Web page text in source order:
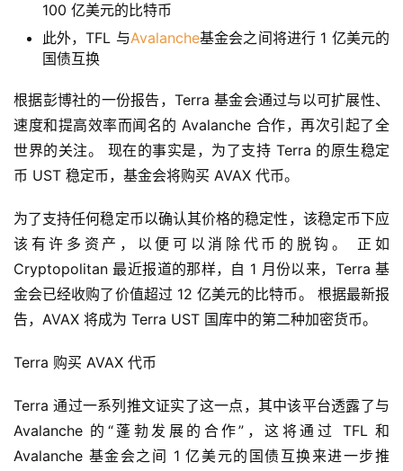
100 亿美元的比特币
此外，TFL 与Avalanche基金会之间将进行 1 亿美元的
国债互换
根据彭博社的一份报告，Terra 基金会通过与以可扩展性、
速度和提高效率而闻名的 Avalanche 合作，再次引起了全
世界的关注。 现在的事实是，为了支持 Terra 的原生稳定
币 UST 稳定币，基金会将购买 AVAX 代币。
为了支持任何稳定币以确认其价格的稳定性，该稳定币下应
该有许多资产，以便可以消除代币的脱钩。 正如
Cryptopolitan 最近报道的那样，自 1 月份以来，Terra 基
金会已经收购了价值超过 12 亿美元的比特币。 根据最新报
告，AVAX 将成为 Terra UST 国库中的第二种加密货币。
Terra 购买 AVAX 代币
Terra 通过一系列推文证实了这一点，其中该平台透露了与
Avalanche 的“蓬勃发展的合作”，这将通过 TFL 和
Avalanche 基金会之间 1 亿美元的国债互换来进一步推